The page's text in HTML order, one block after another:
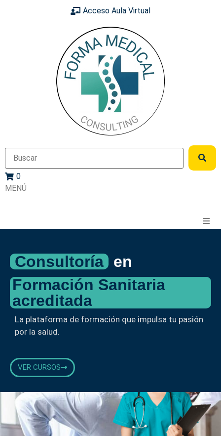
Acceso Aula Virtual
0
MENÚ
Consultoría en
Formación Sanitaria
acreditada
La plataforma de formación que impulsa tu pasión
por la salud.
VER CURSOS